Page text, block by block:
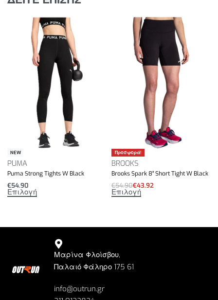
NEW
PUMA
Puma Strong Tights W Black
€54.90
Επιλογή
Προσφορά!
BROOKS
Brooks Spark 8″ Short Tight W Black
€54.90€43.92
Επιλογή
Μαρίνα Φλοίσβου,
Παλαιό Φάληρο 175 61
info@outrun.gr